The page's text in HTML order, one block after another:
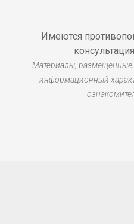
Имеются
Материалы, размещенные
информационный